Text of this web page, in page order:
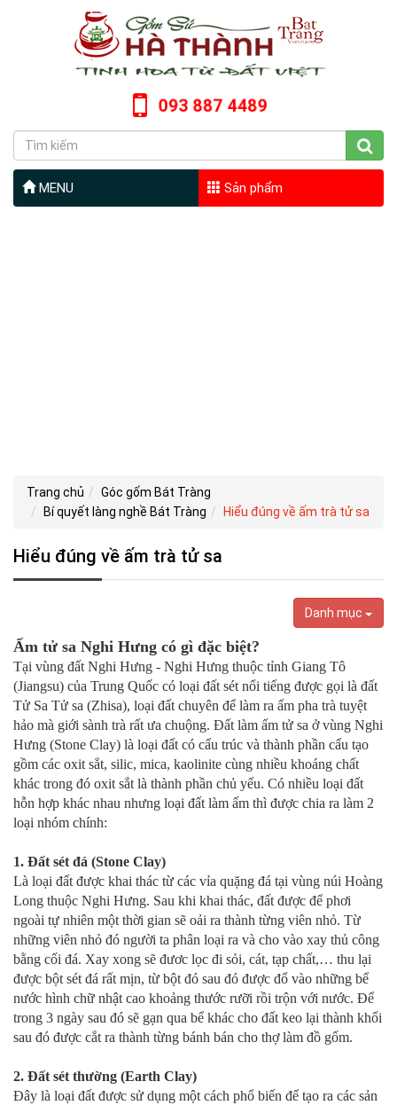
093 887 4489
MENU Sản phẩm
Trang chủ
Góc gốm Bát Tràng
Bí quyết làng nghề Bát Tràng
Hiểu đúng về ấm trà tử sa
Hiểu đúng về ấm trà tử sa
Danh mục
Ấm tử sa Nghi Hưng có gì đặc biệt?
Tại vùng đất Nghi Hưng - Nghi Hưng thuộc tỉnh Giang Tô
(Jiangsu) của Trung Quốc có loại đất sét nổi tiếng được gọi là đất
Tử Sa Tử sa (Zhisa), loại đất chuyên để làm ra ấm pha trà tuyệt
hảo mà giới sành trà rất ưa chuộng. Đất làm ấm tử sa ở vùng Nghi
Hưng (Stone Clay) là loại đất có cấu trúc và thành phần cấu tạo
gồm các oxit sắt, silic, mica, kaolinite cùng nhiều khoáng chất
khác trong đó oxit sắt là thành phần chủ yếu. Có nhiều loại đất
hỗn hợp khác nhau nhưng loại đất làm ấm thì được chia ra làm 2
loại nhóm chính:
1. Đất sét đá (Stone Clay)
Là loại đất được khai thác từ các vỉa quặng đá tại vùng núi Hoàng
Long thuộc Nghi Hưng. Sau khi khai thác, đất được để phơi
ngoài tự nhiên một thời gian sẽ oải ra thành từng viên nhỏ. Từ
những viên nhỏ đó người ta phân loại ra và cho vào xay thủ công
bằng cối đá. Xay xong sẽ đươc lọc đi sỏi, cát, tạp chất,… thu lại
được bột sét đá rất mịn, từ bột đó sau đó được đổ vào những bể
nước hình chữ nhật cao khoảng thước rưỡi rồi trộn với nước. Để
trong 3 ngày sau đó sẽ gạn qua bể khác cho đất keo lại thành khối
sau đó được cắt ra thành từng bánh bán cho thợ làm đồ gốm.
2. Đất sét thường (Earth Clay)
Đây là loại đất được sử dụng một cách phổ biến để tạo ra các sản